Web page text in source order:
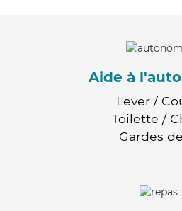
Aide à
Lever /
Toilette /
Gardes